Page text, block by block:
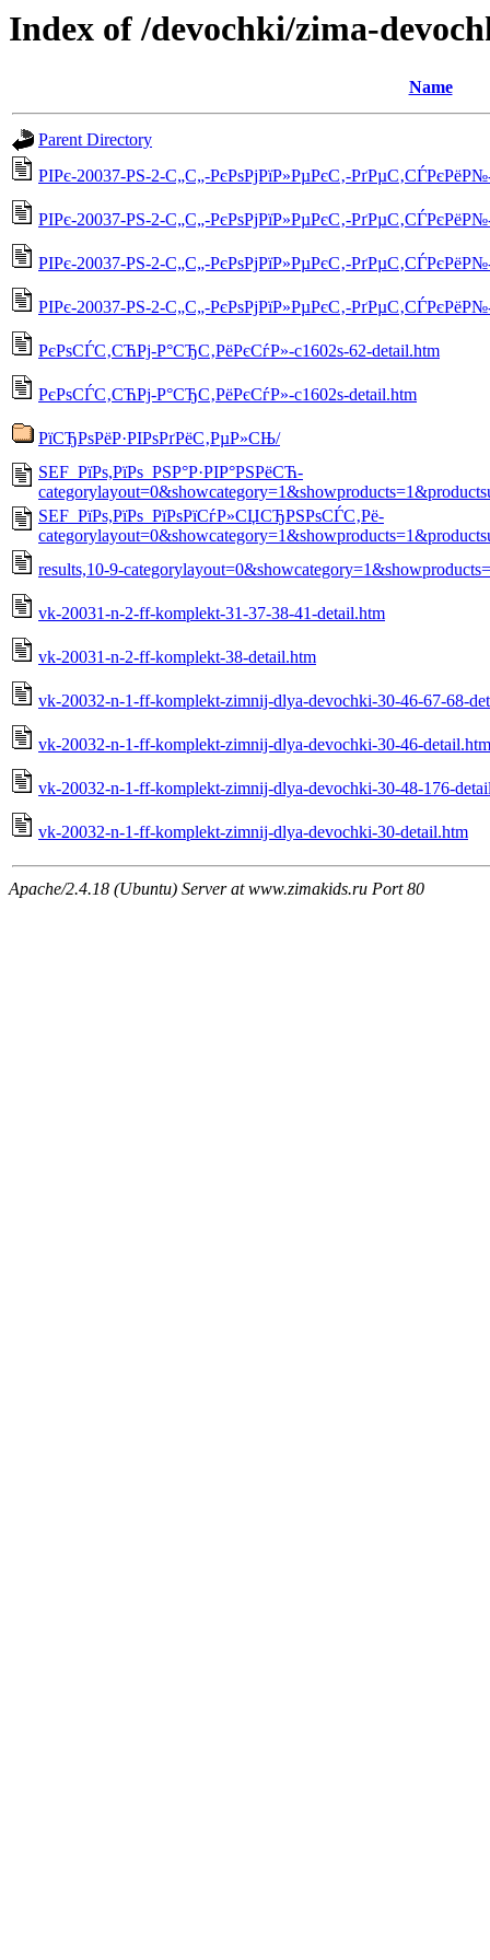
Index of /devochki/zima-
Name
Parent Directory
РІРє-20037-РЅ-2-С„С„-РєРѕРјРїР»РµРєС‚-
РІРє-20037-РЅ-2-С„С„-РєРѕРјРїР»РµРєС‚-
РІРє-20037-РЅ-2-С„С„-РєРѕРјРїР»РµРєС‚-
РІРє-20037-РЅ-2-С„С„-РєРѕРјРїР»РµРєС‚-
РєРѕСЃС‚СЋРј-Р°СЂС‚РёРєСѓР»-c1602s-62-detail.htm
РєРѕСЃС‚СЋРј-Р°СЂС‚РёРєСѓР»-c1602s-detail.htm
РїСЂРѕРёР·РІРѕРґРёС‚РµР»СЊ/
SEF_РїРѕ,РїРѕ_РЅР°Р·РІР°РЅРёСЋ-
SEF_РїРѕ,РїРѕ_РїРѕРїСѓР»СЏСЂРЅРѕСЃС‚Рё-
results,10-9-
vk-20031-n-2-ff-komplekt-31-37-38-41-detail.htm
vk-20031-n-2-ff-komplekt-38-detail.htm
vk-20032-n-1-ff-komplekt-zimnij-dlya-devochki-30-46-67-68-
vk-20032-n-1-ff-komplekt-zimnij-dlya-devochki-30-46-detail.htm
vk-20032-n-1-ff-komplekt-zimnij-dlya-devochki-30-48-176-
vk-20032-n-1-ff-komplekt-zimnij-dlya-devochki-30-detail.htm
Apache/2.4.18 (Ubuntu) Server at www.zimakids.ru Port 80